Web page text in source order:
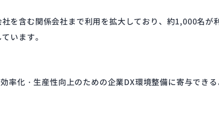
を含む関係会社まで利用を拡大しており、約1,000名が
います。
率化・生産性向上のための企業DX環境整備に寄与でき